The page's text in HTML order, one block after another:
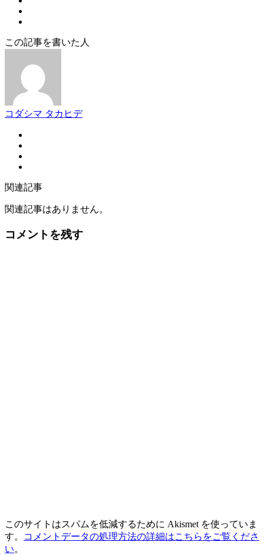
この記事を書いた人
コダシマ タカヒデ
関連記事
関連記事はありません。
コメントを残す
このサイトはスパムを低減するために Akismet を使っていま
す。
コメントデータの処理方法の詳細はこちらをご覧くださ
い。